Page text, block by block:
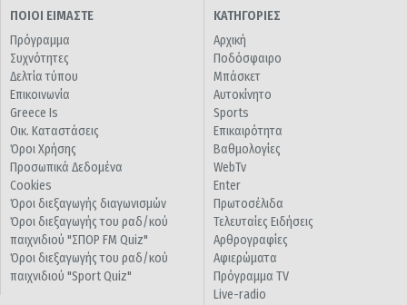
ΠΟΙΟΙ ΕΙΜΑΣΤΕ
Πρόγραμμα
Συχνότητες
Δελτία τύπου
Επικοινωνία
Greece Is
Οικ. Καταστάσεις
Όροι Χρήσης
Προσωπικά Δεδομένα
Cookies
Όροι διεξαγωγής διαγωνισμών
Όροι διεξαγωγής του ραδ/κού
παιχνιδιού "ΣΠΟΡ FM Quiz"
Όροι διεξαγωγής του ραδ/κού
παιχνιδιού "Sport Quiz"
ΚΑΤΗΓΟΡΙΕΣ
Αρχική
Ποδόσφαιρο
Μπάσκετ
Αυτοκίνητο
Sports
Επικαιρότητα
Βαθμολογίες
WebTv
Enter
Πρωτοσέλιδα
Τελευταίες Ειδήσεις
Αρθρογραφίες
Αφιερώματα
Πρόγραμμα TV
Live-radio